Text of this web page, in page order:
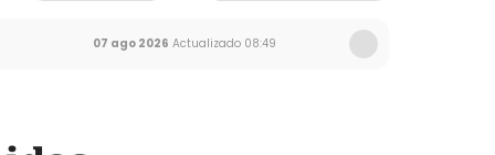
07 ago 2026 Actualizado 08:49